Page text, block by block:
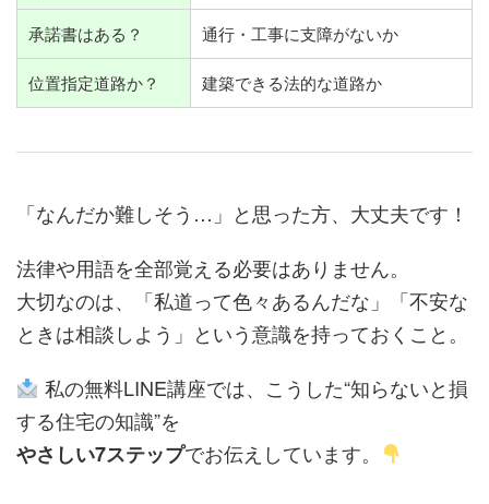
承諾書はある？ 通行・工事に支障がないか
位置指定道路か？ 建築できる法的な道路か
「なんだか難しそう…」と思った方、大丈夫です！
法律や用語を全部覚える必要はありません。
大切なのは、「私道って色々あるんだな」「不安な
ときは相談しよう」という意識を持っておくこと。
私の無料LINE講座では、こうした“知らないと損
する住宅の知識”を
やさしい7ステップでお伝えしています。